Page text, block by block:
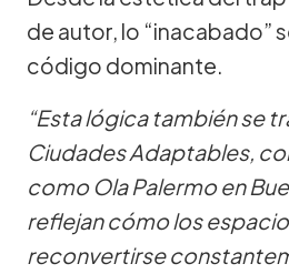
de autor, lo “inacabado”
código dominante.
“Esta lógica también se
Ciudades Adaptables,
como Ola Palermo en
reflejan cómo los
reconvertirse